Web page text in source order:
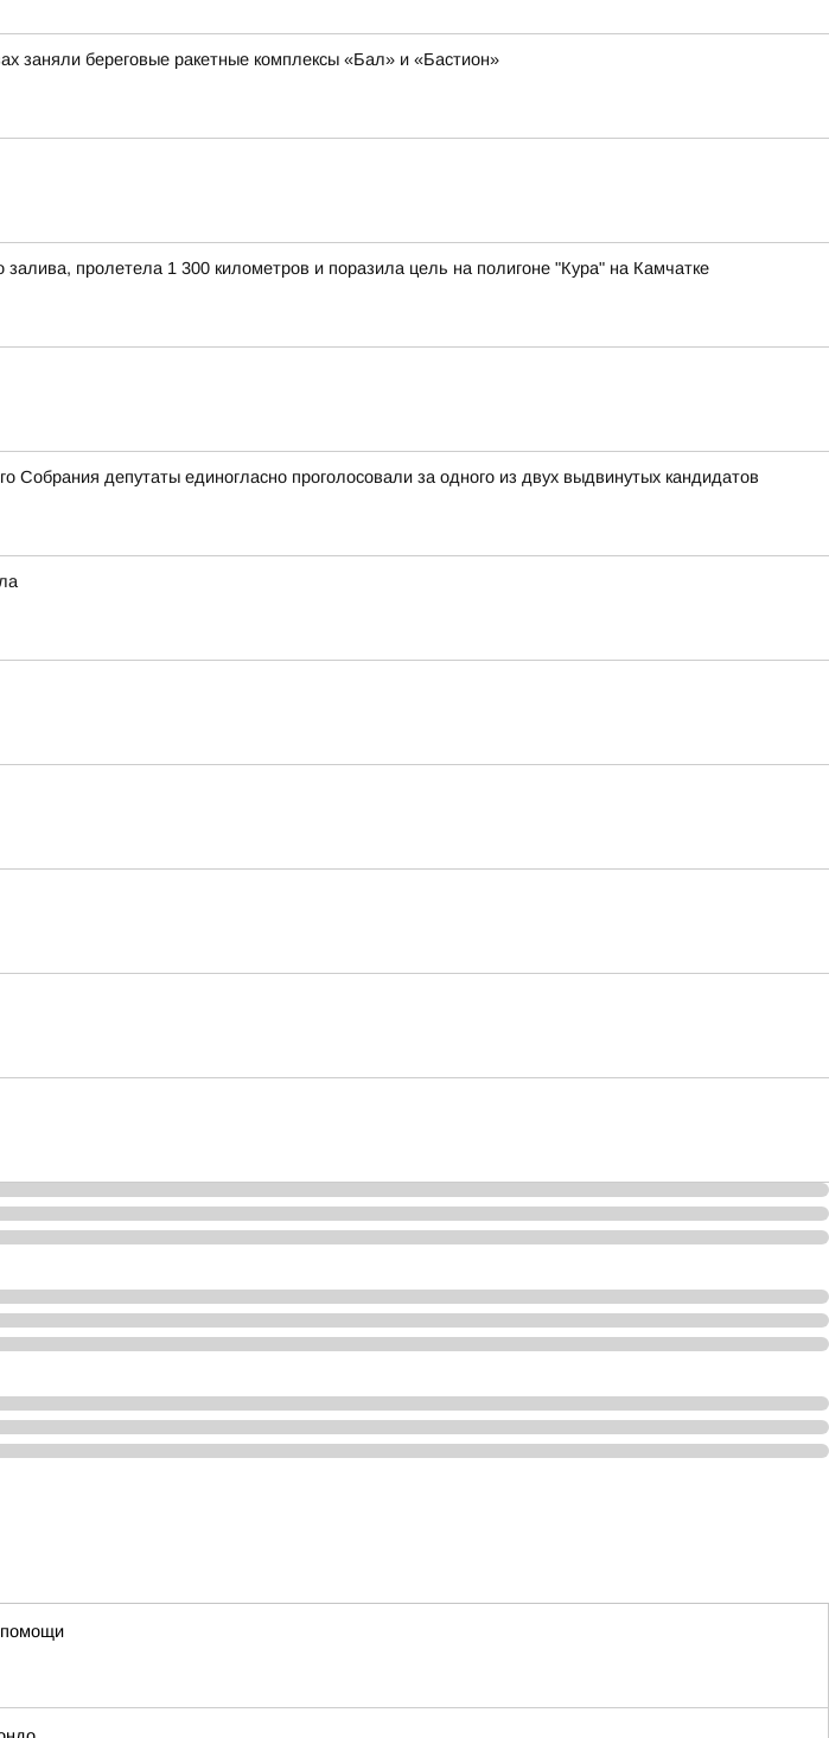
заняли береговые ракетные комплексы «Бал» и «Бастион»
пролетела 1 300 километров и поразила цель на полигоне "Кура" на Камчатке
Собрания депутаты единогласно проголосовали за одного из двух выдвинутых кандидатов
помощи